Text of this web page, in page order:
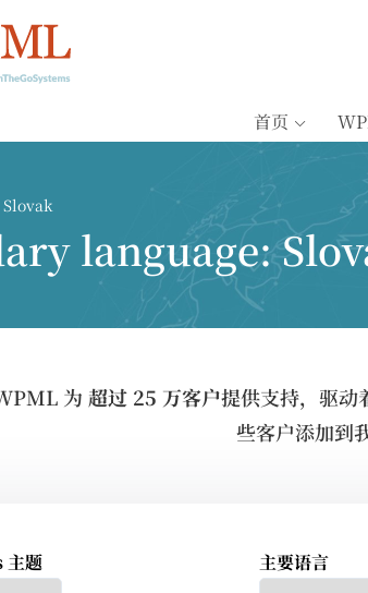
首页
Slovak
language:
为 超过 25 万客户提供支持，驱
些客户添加到
主题 主要语言